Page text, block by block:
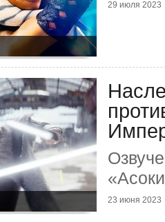
29 июля 2023
23 июня 2023